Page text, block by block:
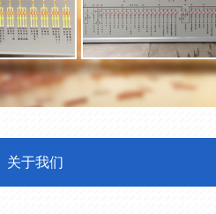
关于我们